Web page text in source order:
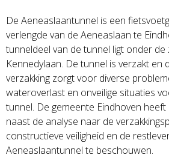
De Aeneaslaantunnel is een
verlengde van de Aeneaslaan te
tunneldeel van de tunnel ligt onder de
Kennedylaan. De tunnel is verzakt en
verzakking zorgt voor diverse
wateroverlast en onveilige situaties
tunnel. De gemeente Eindhoven
naast de analyse naar de
constructieve veiligheid en de
Aeneaslaantunnel te beschouwen.